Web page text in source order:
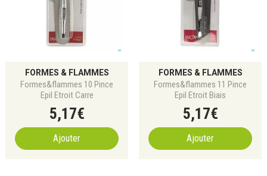
FORMES & FLAMMES
Formes&flammes 10 Pince
Epil Etroit Carre
5,17€
Ajouter
FORMES & FLAMMES
Formes&flammes 11 Pince
Epil Etroit Biais
5,17€
Ajouter